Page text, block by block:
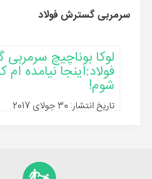
سرمربی گسترش فولاد
لوکا بوناچیچ
فولاد:اینجا نیامده ام
شوم!
تاریخ انتشار: 30 جولای 2017